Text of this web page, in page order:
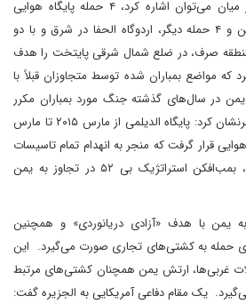
و البیضاء را هدف قرار داد از میان می‌توان اشاره کرد، ۴ حمله پایگاه هوایی
الدیلمی در شمال پایتخت یمن و ۴ حمله دیگر، اردوگاه الحفا در شرق و با دو
منطقه صرف، در ضلع شمال شرقی پایتخت را هدف
که مواضع بمباران شده توسط متجاوزان قبلاً با
در سال‌های گذشته جنگ مورد بمباران مکرر
قرار گرفته‌اند. این خبرنگار خاطرنشان کرد: پایگاه الدیلمی از مارس ۲۰۱۵ تا مارس
بیش از ۲۰۰ حمله هوایی قرار گرفت که منجر به انهدام تمام تاسیسات
آن شد. به گفته این خبرنگار، بمب‌افکن استراتژیک بی ۵۲ در تجاوز به یمن
یمن با هدف «آزادی دریانوردی» و همچنین
حمله به کشتی‌های تجاری صورت می‌گیرد. این
غربی‌ها، ارتش یمن همچنان کشتی‌های مرتبط
یک مقام دفاعی آمریکایی به الجزیره گفت: